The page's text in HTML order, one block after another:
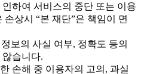
하여 서비스의 중단 또는 이용
상시 “본 재단”은 책임이 면
보의 사실 여부, 정확도 등의
습니다.
손해 중 이용자의 고의, 과실